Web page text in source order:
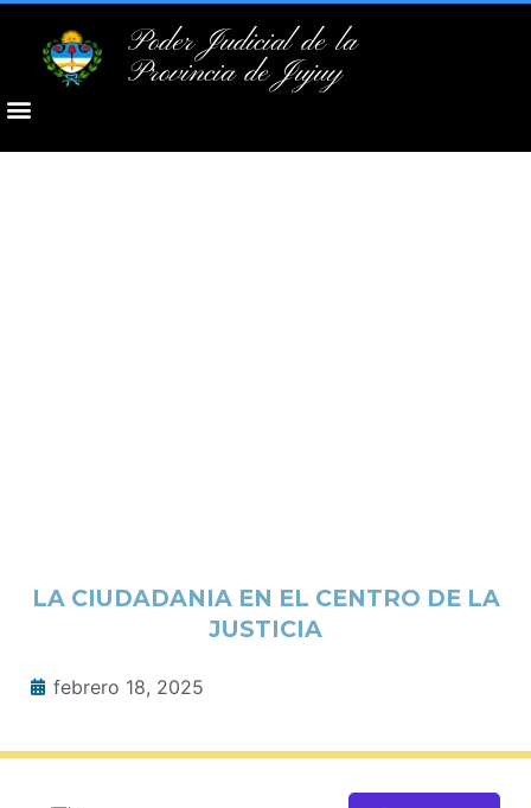
Poder Judicial de la
Provincia de Jujuy
LA CIUDADANIA EN EL CENTRO DE LA
JUSTICIA
febrero 18, 2025